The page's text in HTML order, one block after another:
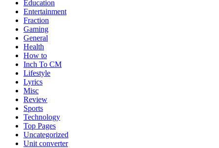
Education
Entertainment
Fraction
Gaming
General
Health
How to
Inch To CM
Lifestyle
Lyrics
Misc
Review
Sports
Technology
Top Pages
Uncategorized
Unit converter